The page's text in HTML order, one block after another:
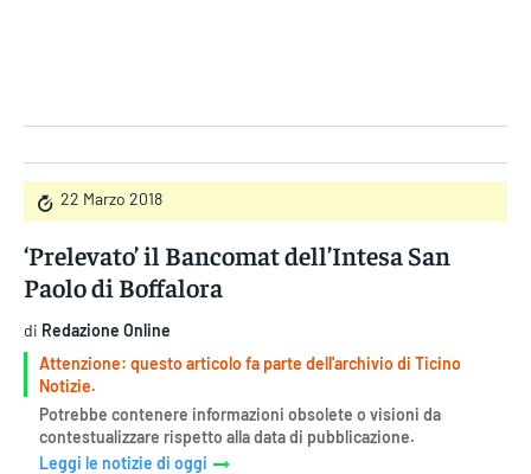
22 Marzo 2018
‘Prelevato’ il Bancomat dell’Intesa San
Paolo di Boffalora
di Redazione Online
Attenzione: questo articolo fa parte dell'archivio di Ticino
Notizie.
Potrebbe contenere informazioni obsolete o visioni da
contestualizzare rispetto alla data di pubblicazione.
Leggi le notizie di oggi